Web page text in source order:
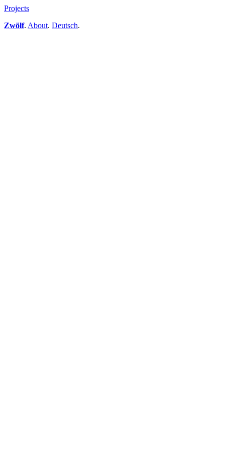
Projects
Zwölf. About. Deutsch.